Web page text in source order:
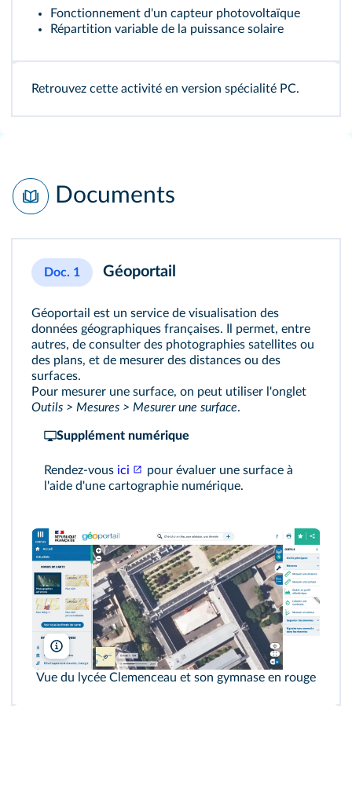
Fonctionnement d'un capteur photovoltaïque
Répartition variable de la puissance solaire
Retrouvez cette activité en version spécialité PC.
Documents
Doc. 1 Géoportail
Géoportail est un service de visualisation des
données géographiques françaises. Il permet, entre
autres, de consulter des photographies satellites ou
des plans, et de mesurer des distances ou des
surfaces.
Pour mesurer une surface, on peut utiliser l'onglet
Outils > Mesures > Mesurer une surface.
Supplément numérique
Rendez-vous ici
l'aide d'une cartographie numérique.
Géoportail
Vue du lycée Clemenceau et son gymnase en rouge